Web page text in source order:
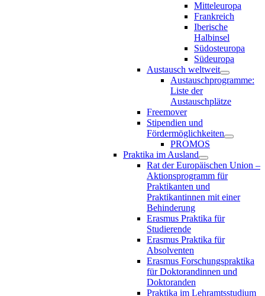
Mitteleuropa
Frankreich
Iberische
Halbinsel
Südosteuropa
Südeuropa
Austausch weltweit
Austauschprogramme:
Liste der
Austauschplätze
Freemover
Stipendien und
Fördermöglichkeiten
PROMOS
Praktika im Ausland
Rat der Europäischen Union –
Aktionsprogramm für
Praktikanten und
Praktikantinnen mit einer
Behinderung
Erasmus Praktika für
Studierende
Erasmus Praktika für
Absolventen
Erasmus Forschungspraktika
für Doktorandinnen und
Doktoranden
Praktika im Lehramtsstudium